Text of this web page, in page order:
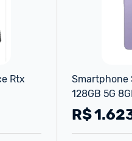
Rtx
Smartphone
128GB 5G
R$